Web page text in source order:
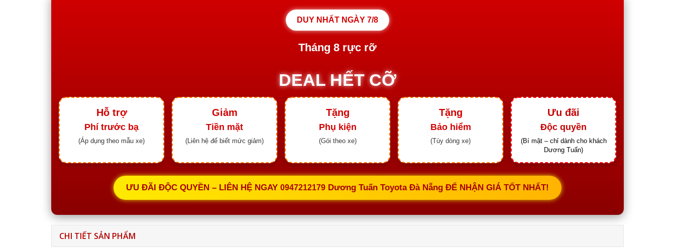
DUY NHẤT NGÀY 7/8
Tháng 8 rực rỡ
DEAL HẾT CỠ
Hỗ trợ
Phí trước bạ
(Áp dụng theo mẫu xe)
Giảm
Tiền mặt
(Liên hệ để biết mức giảm)
Tặng
Phụ kiện
(Gói theo xe)
Tặng
Bảo hiểm
(Tùy dòng xe)
Ưu đãi
Độc quyền
(Bí mật – chỉ dành cho khách
Dương Tuấn)
ƯU ĐÃI ĐỘC QUYỀN – LIÊN HỆ NGAY 0947212179 Dương Tuấn Toyota Đà Nẵng ĐỂ NHẬN GIÁ TỐT NHẤT!
CHI TIẾT SẢN PHẨM